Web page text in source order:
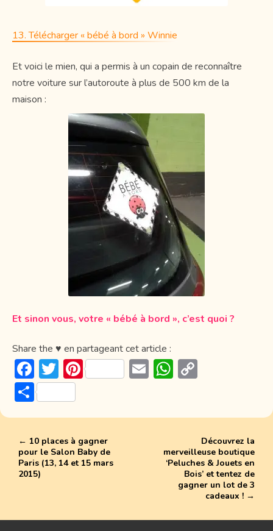
13. Télécharger « bébé à bord » Winnie
Et voici le mien, qui a permis à un copain de reconnaître
notre voiture sur l’autoroute à plus de 500 km de la
maison :
Et sinon vous, votre « bébé à bord », c’est quoi ?
Share the ♥ en partageant cet article :
F
ac
e
o
ok
T
w
itt
Pi
st
E W
A
p
p
Li
n
k
P
ar
ta
g
er
← 10 places à gagner
pour le Salon Baby de
Paris (13, 14 et 15 mars
2015)
Découvrez la
merveilleuse boutique
‘Peluches & Jouets en
Bois’ et tentez de
gagner un lot de 3
cadeaux ! →